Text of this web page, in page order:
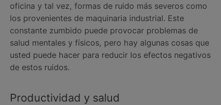
oficina y tal vez, formas de ruido más severos como
los provenientes de maquinaria industrial. Este
constante zumbido puede provocar problemas de
salud mentales y físicos, pero hay algunas cosas que
usted puede hacer para reducir los efectos negativos
de estos ruidos.
Productividad y salud